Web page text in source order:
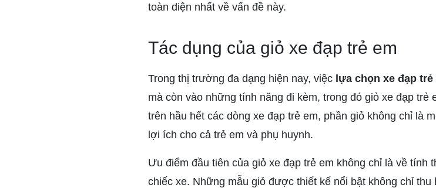
toàn diện nhất về vấn đề này.
Tác dụng của giỏ xe đạp trẻ em
Trong thị trường đa dạng hiện nay, việc lựa chọn xe đạp trẻ
mà còn vào những tính năng đi kèm, trong đó giỏ xe đạp
trên hầu hết các dòng xe đạp trẻ em, phần giỏ không chỉ là
lợi ích cho cả trẻ em và phụ huynh.
Ưu điểm đầu tiên của giỏ xe đạp trẻ em không chỉ là về tính
chiếc xe. Những mẫu giỏ được thiết kế nổi bật không chỉ